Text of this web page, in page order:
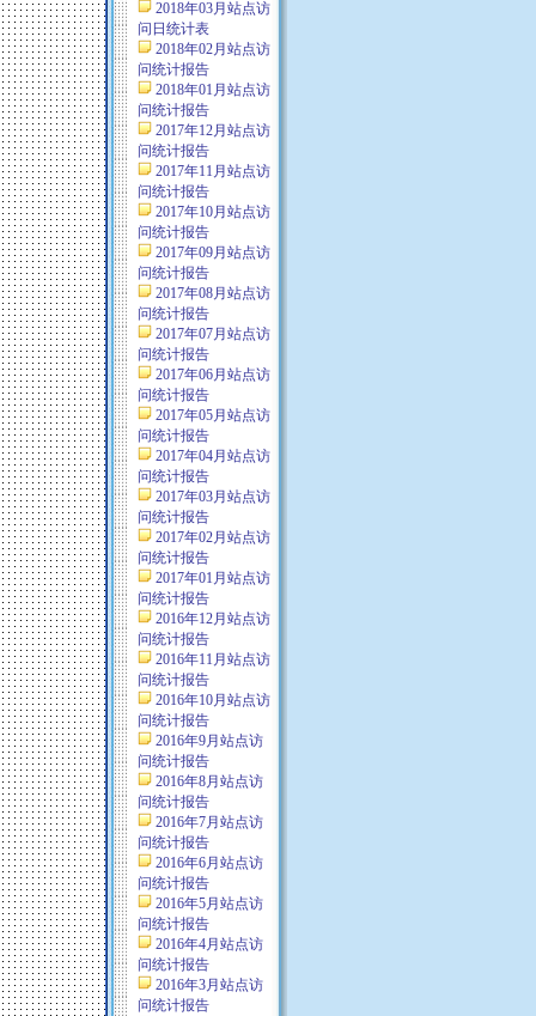
2018年03月站点访
问日统计表
2018年02月站点访
问统计报告
2018年01月站点访
问统计报告
2017年12月站点访
问统计报告
2017年11月站点访
问统计报告
2017年10月站点访
问统计报告
2017年09月站点访
问统计报告
2017年08月站点访
问统计报告
2017年07月站点访
问统计报告
2017年06月站点访
问统计报告
2017年05月站点访
问统计报告
2017年04月站点访
问统计报告
2017年03月站点访
问统计报告
2017年02月站点访
问统计报告
2017年01月站点访
问统计报告
2016年12月站点访
问统计报告
2016年11月站点访
问统计报告
2016年10月站点访
问统计报告
2016年9月站点访
问统计报告
2016年8月站点访
问统计报告
2016年7月站点访
问统计报告
2016年6月站点访
问统计报告
2016年5月站点访
问统计报告
2016年4月站点访
问统计报告
2016年3月站点访
问统计报告